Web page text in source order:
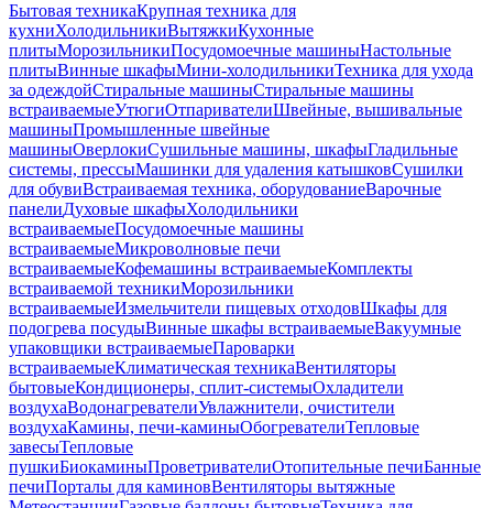
Бытовая техникаКрупная техника для
кухниХолодильникиВытяжкиКухонные
плитыМорозильникиПосудомоечные машиныНастольные
плитыВинные шкафыМини-холодильникиТехника для ухода
за одеждойСтиральные машиныСтиральные машины
встраиваемыеУтюгиОтпаривателиШвейные, вышивальные
машиныПромышленные швейные
машиныОверлокиСушильные машины, шкафыГладильные
системы, прессыМашинки для удаления катышковСушилки
для обувиВстраиваемая техника, оборудованиеВарочные
панелиДуховые шкафыХолодильники
встраиваемыеПосудомоечные машины
встраиваемыеМикроволновые печи
встраиваемыеКофемашины встраиваемыеКомплекты
встраиваемой техникиМорозильники
встраиваемыеИзмельчители пищевых отходовШкафы для
подогрева посудыВинные шкафы встраиваемыеВакуумные
упаковщики встраиваемыеПароварки
встраиваемыеКлиматическая техникаВентиляторы
бытовыеКондиционеры, сплит-системыОхладители
воздухаВодонагревателиУвлажнители, очистители
воздухаКамины, печи-каминыОбогревателиТепловые
завесыТепловые
пушкиБиокаминыПроветривателиОтопительные печиБанные
печиПорталы для каминовВентиляторы вытяжные